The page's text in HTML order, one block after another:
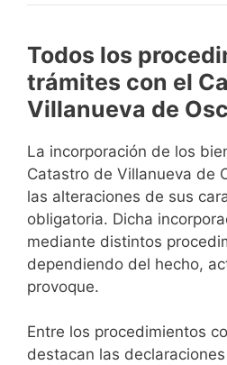
Todos los
trámites con el
Villanueva de
La incorporación de los
Catastro de Villanueva de
las alteraciones de sus
obligatoria. Dicha
mediante distintos
dependiendo del hecho,
provoque.
Entre los procedimientos
destacan las